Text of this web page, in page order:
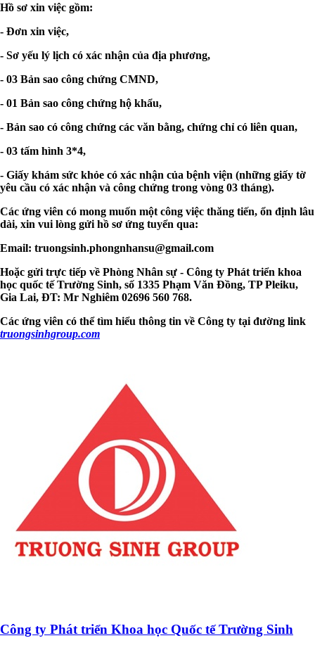
Hồ sơ xin việc gồm:
- Đơn xin việc,
- Sơ yếu lý lịch có xác nhận của địa phương,
- 03 Bản sao công chứng CMND,
- 01 Bản sao công chứng hộ khẩu,
- Bản sao có công chứng các văn bằng, chứng chỉ có liên quan,
- 03 tấm hình 3*4,
- Giấy khám sức khỏe có xác nhận của bệnh viện (những giấy tờ
yêu cầu có xác nhận và công chứng trong vòng 03 tháng).
Các ứng viên có mong muốn một công việc thăng tiến, ổn định lâu
dài, xin vui lòng gửi hồ sơ ứng tuyển qua:
Email: truongsinh.phongnhansu@gmail.com
Hoặc gửi trực tiếp về Phòng Nhân sự - Công ty Phát triển khoa
học quốc tế Trường Sinh, số 1335 Phạm Văn Đồng, TP Pleiku,
Gia Lai, ĐT: Mr Nghiêm 02696 560 768.
Các ứng viên có thể tìm hiểu thông tin về Công ty tại đường link
truongsinhgroup.com
Công ty Phát triển Khoa học Quốc tế Trường Sinh